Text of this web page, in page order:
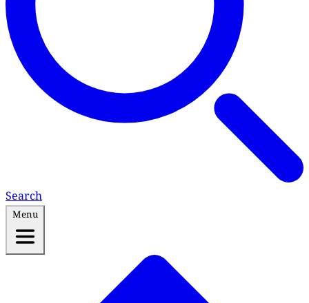
Search
Menu